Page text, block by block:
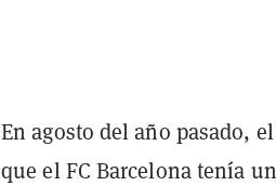
En agosto del año pasado,
que el FC Barcelona tenía